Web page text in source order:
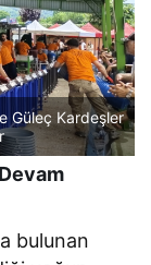
Güleç Kardeşler
bulunan